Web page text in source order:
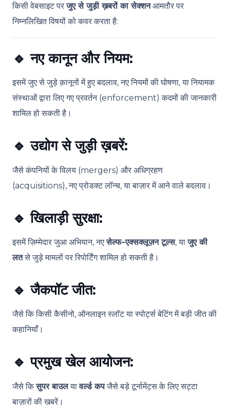
किसी वेबसाइट परजुए से जुड़ी ख़बरों का सेक्शनआमतौर पर
निम्नलिखित विषयों को कवर करता है:
🔹नए कानून और नियम:
इसमें जुए से जुड़े क़ानूनों में हुए बदलाव, नए नियमों की घोषणा, या नियामक
संस्थाओं द्वारा लिए गए प्रवर्तन (enforcement) कदमों की जानकारी
शामिल हो सकती है।
🔹उद्योग से जुड़ी ख़बरें:
जैसे कंपनियों के विलय (mergers) और अधिग्रहण
(acquisitions), नए प्रोडक्ट लॉन्च, या बाज़ार में आने वाले बदलाव।
🔹खिलाड़ी सुरक्षा:
इसमें ज़िम्मेदार जुआ अभियान, नएसेल्फ-एक्सक्लूज़न टूल्स, याजुए की
लतसे जुड़े मामलों पर रिपोर्टिंग शामिल हो सकती है।
🔹जैकपॉट जीत:
जैसे कि किसी कैसीनो, ऑनलाइन स्लॉट या स्पोर्ट्स बेटिंग में बड़ी जीत की
कहानियाँ।
🔹प्रमुख खेल आयोजन:
जैसे किसुपर बाउलयावर्ल्ड कपजैसे बड़े टूर्नामेंट्स के लिए सट्टा
बाज़ारों की खबरें।